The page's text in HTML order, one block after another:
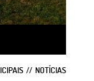
NOTÍCIAS